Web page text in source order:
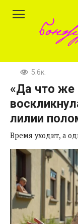
5.6к.
«Да что же
лилии
Время уходит, а